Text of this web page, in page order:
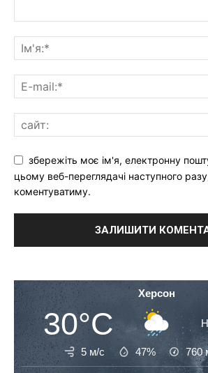
збережіть моє ім'я, електронну
цьому веб-переглядачі наступного
коментуватиму.
Херсон
30°C
5 м/с 47% 760